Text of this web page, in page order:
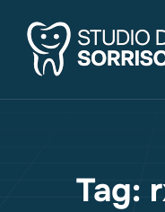
Tag: